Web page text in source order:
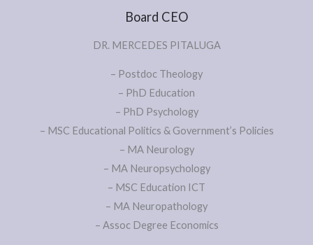
Board CEO
DR. MERCEDES PITALUGA
– Postdoc Theology
– PhD Education
– PhD Psychology
– MSC Educational Politics & Government’s Policies
– MA Neurology
– MA Neuropsychology
– MSC Education ICT
– MA Neuropathology
– Assoc Degree Economics